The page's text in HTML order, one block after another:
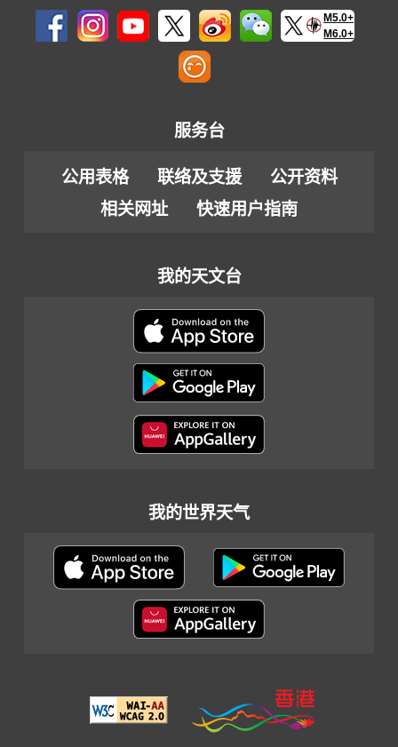
M5.0+
M6.0+
服务台
公用表格 联络及支援
公开资料
相关网址
快速用户指南
我的天文台
我的世界天气